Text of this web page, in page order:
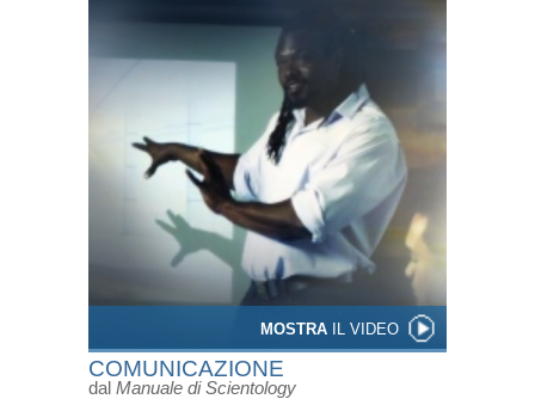
MOSTRA IL VIDEO
COMUNICAZIONE
dal Manuale di Scientology